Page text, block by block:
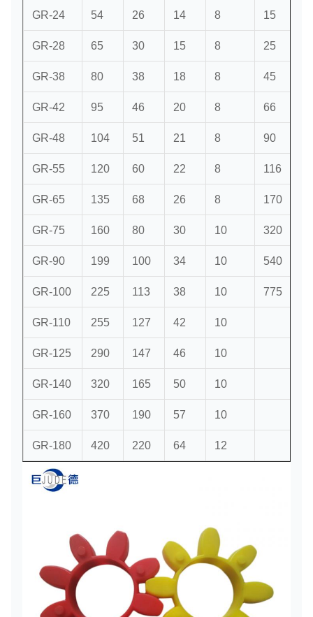
GR-24 54 26 14 8 15
GR-28 65 30 15 8 25
GR-38 80 38 18 8 45
GR-42 95 46 20 8 66
GR-48 104 51 21 8 90
GR-55 120 60 22 8 116
GR-65 135 68 26 8 170
GR-75 160 80 30 10 320
GR-90 199 100 34 10 540
GR-100 225 113 38 10 775
GR-110 255 127 42 10
GR-125 290 147 46 10
GR-140 320 165 50 10
GR-160 370 190 57 10
GR-180 420 220 64 12